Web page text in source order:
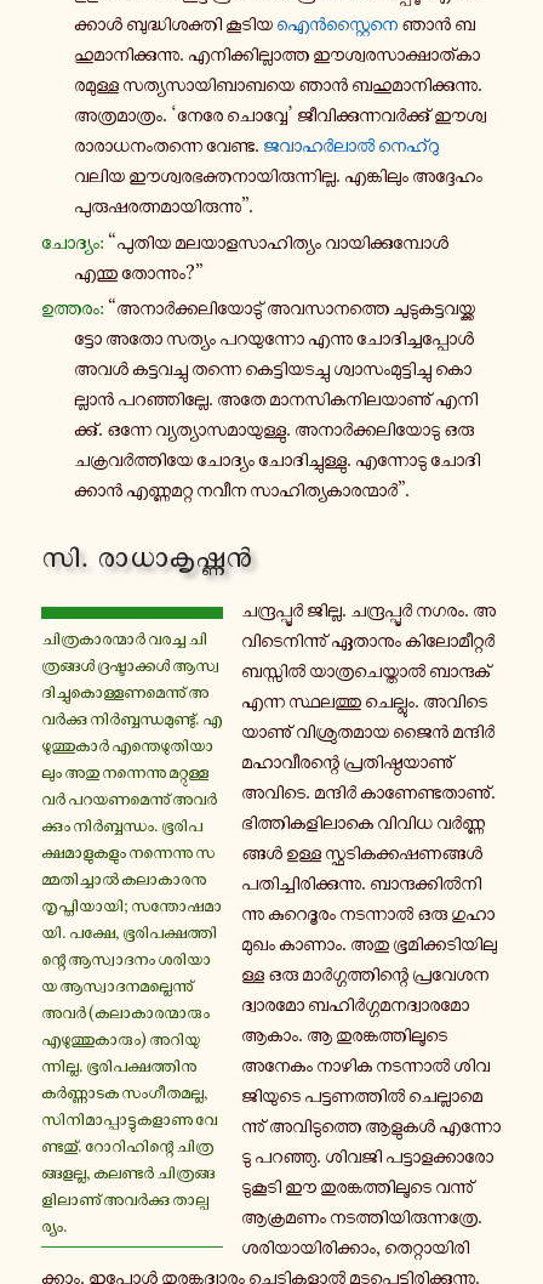
ക്കാൾ ബു­ദ്ധി­ശ­ക്തി കൂടിയ ഐൻ­സ്റ്റൈ­നെ ഞാൻ ബ­
ഹു­മാ­നി­ക്കു­ന്നു. എ­നി­ക്കി­ല്ലാ­ത്ത ഈ­ശ്വ­ര­സാ­ക്ഷാ­ത്കാ­
ര­മു­ള്ള സ­ത്യ­സാ­യി­ബാ­ബ­യെ ഞാൻ ബ­ഹു­മാ­നി­ക്കു­ന്നു.
അ­ത്ര­മാ­ത്രം. ‘നേരേ ചൊ­വ്വേ’ ജീ­വി­ക്കു­ന്ന­വർ­ക്കു് ഈ­ശ്വ­
രാ­രാ­ധ­നം­ത­ന്നെ വേണ്ട. ജ­വാ­ഹർ­ലാൽ നെ­ഹ്റു
വലിയ ഈ­ശ്വ­ര­ഭ­ക്ത­നാ­യി­രു­ന്നി­ല്ല. എ­ങ്കി­ലും അ­ദ്ദേ­ഹം
പു­രു­ഷ­ര­ത്ന­മാ­യി­രു­ന്നു”.
ചോ­ദ്യം: “പുതിയ മ­ല­യാ­ള­സാ­ഹി­ത്യം വാ­യി­ക്കു­മ്പോൾ
എന്തു തോ­ന്നും?”
ഉ­ത്ത­രം: “അ­നാർ­ക്ക­ലി­യോ­ടു് അ­വ­സാ­ന­ത്തെ ചു­ടു­ക­ട്ട­വ­യ്ക്ക­
ട്ടോ അതോ സത്യം പ­റ­യു­ന്നോ എന്നു ചോ­ദി­ച്ച­പ്പോൾ
അവൾ ക­ട്ട­വ­ച്ചു തന്നെ കെ­ട്ടി­യ­ട­ച്ചു ശ്വാ­സം­മു­ട്ടി­ച്ചു കൊ­
ല്ലാൻ പ­റ­ഞ്ഞി­ല്ലേ. അതേ മാ­ന­സി­ക­നി­ല­യാ­ണു് എ­നി­
ക്കു്. ഒന്നേ വ്യ­ത്യാ­സ­മാ­യു­ള്ളു. അ­നാർ­ക്ക­ലി­യോ­ടു ഒരു
ച­ക്ര­വർ­ത്തി­യേ ചോ­ദ്യം ചോ­ദി­ച്ചു­ള്ളു. എ­ന്നോ­ടു ചോ­ദി­
ക്കാൻ എ­ണ്ണ­മ­റ്റ നവീന സാ­ഹി­ത്യ­കാ­ര­ന്മാർ”.
സി. രാ­ധാ­കൃ­ഷ്ണൻ
ചി­ത്ര­കാ­ര­ന്മാർ വരച്ച ചി­
ത്ര­ങ്ങൾ ദ്ര­ഷ്ടാ­ക്കൾ ആ­സ്വ­
ദി­ച്ചു­കൊ­ള്ള­ണ­മെ­ന്നു് അ­
വർ­ക്കു നിർ­ബ്ബ­ന്ധ­മു­ണ്ടു്. എ­
ഴു­ത്തു­കാർ എ­ന്തെ­ഴു­തി­യാ­
ലും അതു ന­ന്നെ­ന്നു മ­റ്റു­ള്ള­
വർ പ­റ­യ­ണ­മെ­ന്നു് അ­വർ­
ക്കും നിർ­ബ്ബ­ന്ധം. ഭൂ­രി­പ­
ക്ഷ­മാ­ളു­ക­ളും ന­ന്നെ­ന്നു സ­
മ്മ­തി­ച്ചാൽ ക­ലാ­കാ­ര­നു
തൃ­പ്തി­യാ­യി; സ­ന്തോ­ഷ­മാ­
യി. പക്ഷേ, ഭൂ­രി­പ­ക്ഷ­ത്തി­
ന്റെ ആ­സ്വാ­ദ­നം ശ­രി­യാ­
യ ആ­സ്വാ­ദ­ന­മ­ല്ലെ­ന്നു്
അവർ (ക­ലാ­കാ­ര­ന്മാ­രും
എ­ഴു­ത്തു­കാ­രും) അ­റി­യു­
ന്നി­ല്ല. ഭൂ­രി­പ­ക്ഷ­ത്തി­നു
കർ­ണ്ണാ­ട­ക സം­ഗീ­ത­മ­ല്ല,
സി­നി­മാ­പ്പാ­ട്ടു­ക­ളാ­ണു വേ­
ണ്ട­തു്. റോ­റി­ഹി­ന്റെ ചി­ത്ര­
ങ്ങ­ള­ല്ല, ക­ല­ണ്ടർ ചി­ത്ര­ങ്ങ­
ളി­ലാ­ണു് അ­വർ­ക്കു താ­ല്പ­
ര്യം.
ച­ന്ദ്ര­പ്പൂർ ജില്ല. ച­ന്ദ്ര­പ്പൂർ നഗരം. അ­
വി­ടെ­നി­ന്നു് ഏ­താ­നും കി­ലോ­മീ­റ്റർ
ബ­സ്സിൽ യാ­ത്ര­ചെ­യ്താൽ ബാ­ന്ദ­ക്
എന്ന സ്ഥ­ല­ത്തു ചെ­ല്ലും. അ­വി­ടെ­
യാ­ണു് വി­ശ്രു­ത­മാ­യ ജൈൻ മ­ന്ദിർ
മ­ഹാ­വീ­ര­ന്റെ പ്ര­തി­ഷ്ഠ­യാ­ണു്
അവിടെ. മ­ന്ദിർ കാ­ണേ­ണ്ട­താ­ണു്.
ഭി­ത്തി­ക­ളി­ലാ­കെ വിവിധ വർ­ണ്ണ­
ങ്ങൾ ഉള്ള സ്ഫ­ടി­ക­ക്ക­ഷ­ണ­ങ്ങൾ
പ­തി­ച്ചി­രി­ക്കു­ന്നു. ബാ­ന്ദ­ക്കിൽ­നി­
ന്നു കു­റെ­ദൂ­രം ന­ട­ന്നാൽ ഒരു ഗു­ഹാ­
മു­ഖം കാണാം. അതു ഭൂ­മി­ക്ക­ടി­യി­ലു­
ള്ള ഒരു മാർ­ഗ്ഗ­ത്തി­ന്റെ പ്ര­വേ­ശ­ന­
ദ്വാ­ര­മോ ബ­ഹിർ­ഗ്ഗ­മ­ന­ദ്വാ­ര­മോ
ആകാം. ആ തു­ര­ങ്ക­ത്തി­ലൂ­ടെ
അനേകം നാഴിക ന­ട­ന്നാൽ ശി­വ­
ജി­യു­ടെ പ­ട്ട­ണ­ത്തിൽ ചെ­ല്ലാ­മെ­
ന്നു് അ­വി­ടു­ത്തെ ആളുകൾ എ­ന്നോ­
ടു പ­റ­ഞ്ഞു. ശിവജി പ­ട്ടാ­ള­ക്കാ­രോ­
ടു­കൂ­ടി ഈ തു­ര­ങ്ക­ത്തി­ലൂ­ടെ വ­ന്നു്
ആ­ക്ര­മ­ണം ന­ട­ത്തി­യി­രു­ന്ന­ത്രേ.
ശ­രി­യാ­യി­രി­ക്കാം, തെ­റ്റാ­യി­രി­
ക്കാം. ഇ­പ്പോൾ തു­ര­ങ്ക­ദ്വാ­രം ചെ­ടി­ക­ളാൽ മൂ­ട­പ്പെ­ട്ടി­രി­ക്കു­ന്നു.